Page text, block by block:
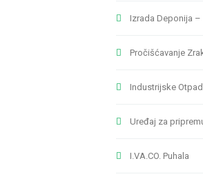
Izrada Deponija –
Pročišćavanje
Industrijske
Uređaj za
I.VA.CO. Puhala